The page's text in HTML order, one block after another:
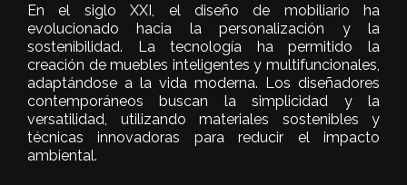
En el siglo XXI, el diseño de mobiliario ha
evolucionado hacia la personalización y la
sostenibilidad. La tecnología ha permitido la
creación de muebles inteligentes y multifuncionales,
adaptándose a la vida moderna. Los diseñadores
contemporáneos buscan la simplicidad y la
versatilidad, utilizando materiales sostenibles y
técnicas innovadoras para reducir el impacto
ambiental.